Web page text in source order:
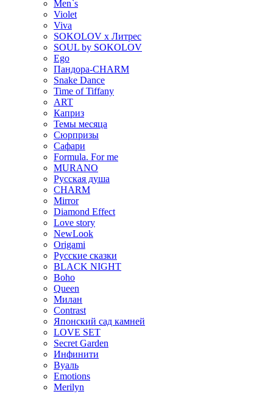
Men`s
Violet
Viva
SOKOLOV x Литрес
SOUL by SOKOLOV
Ego
Пандора-CHARM
Snake Dance
Time of Tiffany
ART
Каприз
Темы месяца
Сюрпризы
Сафари
Formula. For me
MURANO
Русская душа
CHARM
Mirror
Diamond Effect
Love story
NewLook
Origami
Русские сказки
BLACK NIGHT
Boho
Queen
Милан
Contrast
Японский сад камней
LOVE SET
Secret Garden
Инфинити
Вуаль
Emotions
Merilyn